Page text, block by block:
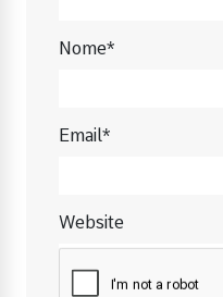
Nome*
Email*
Website